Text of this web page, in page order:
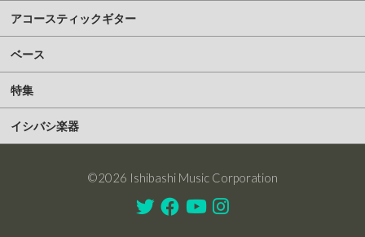
アコースティックギター
ベース
特集
イシバシ楽器
©2026 Ishibashi Music Corporation
TwitterFacebook
YoutubeInstagram